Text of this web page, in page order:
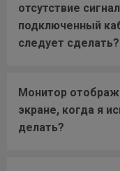
отсутствие
подключенный
следует сделать?
Монитор
экране, когда я
делать?